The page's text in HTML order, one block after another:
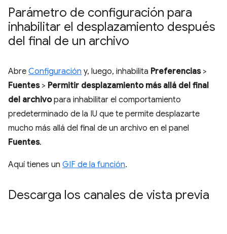
Parámetro de configuración para
inhabilitar el desplazamiento después
del final de un archivo
Abre Configuración y, luego, inhabilita Preferencias>
Fuentes> Permitir desplazamiento más allá del final
del archivopara inhabilitar el comportamiento
predeterminado de la IU que te permite desplazarte
mucho más allá del final de un archivo en el panel
Fuentes.
Aquí tienes un GIF de la función.
Descarga los canales de vista previa